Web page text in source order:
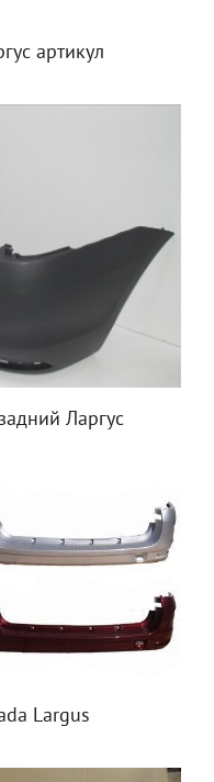
артикул
Ларгус
Largus